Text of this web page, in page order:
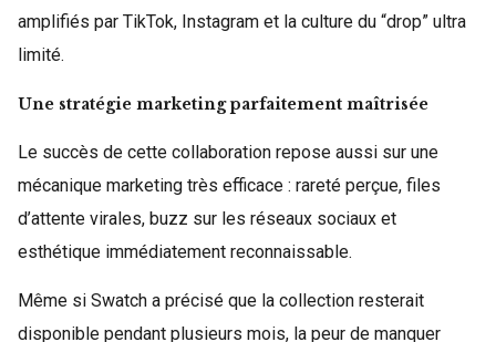
amplifiés par TikTok, Instagram et la culture du “drop” ultra
limité.
Une stratégie marketing parfaitement maîtrisée
Le succès de cette collaboration repose aussi sur une
mécanique marketing très efficace : rareté perçue, files
d’attente virales, buzz sur les réseaux sociaux et
esthétique immédiatement reconnaissable.
Même si Swatch a précisé que la collection resterait
disponible pendant plusieurs mois, la peur de manquer